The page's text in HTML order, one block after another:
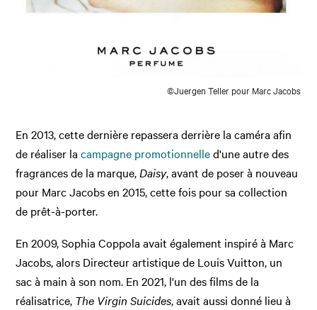
©Juergen Teller pour Marc Jacobs
En 2013, cette dernière repassera derrière la caméra afin
de réaliser lacampagne promotionnelled'une autre des
fragrances de la marque, Daisy, avant de poser à nouveau
pour Marc Jacobs en 2015, cette fois pour sa collection
de prêt-à-porter.
En 2009, Sophia Coppola avait également inspiré à Marc
Jacobs, alors Directeur artistique de Louis Vuitton, un
sac à main à son nom. En 2021, l'un des films de la
réalisatrice, The Virgin Suicides, avait aussi donné lieu à